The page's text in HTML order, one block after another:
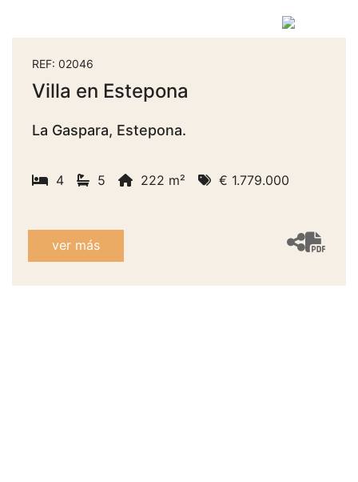
REF: 02046
Villa en Estepona
La Gaspara, Estepona.
4 5 222 m² € 1.779.000
ver más